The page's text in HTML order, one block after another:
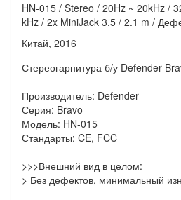
HN-015 / Stereo / 20Hz ~ 20kHz /
kHz / 2x MiniJack 3.5 / 2.1 m /
Китай, 2016
Стереогарнитура б/у Defender
Производитель: Defender
Серия: Bravo
Модель: HN-015
Стандарты: CE, FCC
>>>Внешний вид в целом:
> Без дефектов, минимальный